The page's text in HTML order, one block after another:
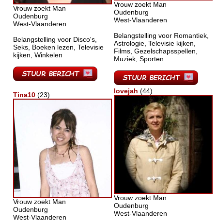
Vrouw zoekt Man
Oudenburg
West-Vlaanderen
Belangstelling voor Disco's,
Seks, Boeken lezen, Televisie
kijken, Winkelen
Vrouw zoekt Man
Oudenburg
West-Vlaanderen
Belangstelling voor Romantiek,
Astrologie, Televisie kijken,
Films, Gezelschapsspellen,
Muziek, Sporten
Tina10 (23)
Vrouw zoekt Man
Oudenburg
West-Vlaanderen
lovejah (44)
Vrouw zoekt Man
Oudenburg
West-Vlaanderen